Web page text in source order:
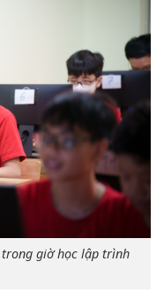
giờ học lập trình